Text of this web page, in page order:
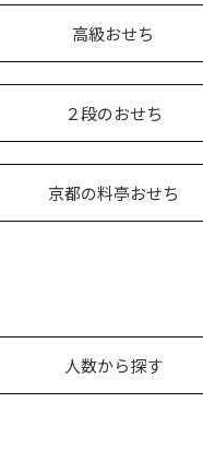
高級おせち
２段のおせち
京都の料亭おせち
人数から探す